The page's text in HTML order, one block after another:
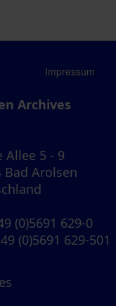
Impressum
Archives
Allee 5 - 9
Bad Arolsen
(0)5691 629-0
(0)5691 629-501